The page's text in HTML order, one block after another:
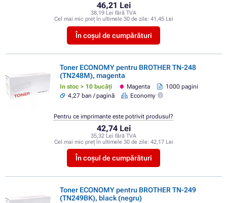
46,21 Lei
38,19 Lei fără TVA
Cel mai mic preț în ultimele 30 de zile: 41,45 Lei
În coșul de cumpărături
Toner ECONOMY pentru BROTHER TN-248
(TN248M), magenta
In stoc > 10 bucăți Magenta
1000 pagini
4,27 ban / pagină
Economy
42,74 Lei
35,32 Lei fără TVA
Cel mai mic preț în ultimele 30 de zile: 42,17 Lei
În coșul de cumpărături
Pentru ce imprimante este potrivit produsul?
Toner ECONOMY pentru BROTHER TN-249
(TN249BK), black (negru)